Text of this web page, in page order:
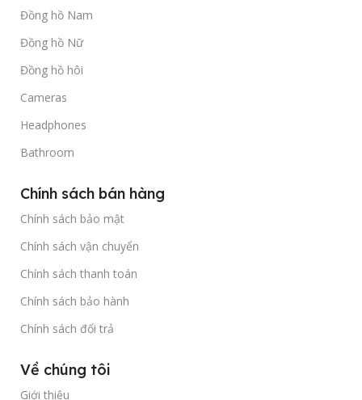
Đồng hồ Nam
Đồng hồ Nữ
Đồng hồ hôi
Cameras
Headphones
Bathroom
Chính sách bán hàng
Chính sách bảo mật
Chính sách vận chuyển
Chính sách thanh toán
Chính sách bảo hành
Chính sách đổi trả
Về chúng tôi
Giới thiệu